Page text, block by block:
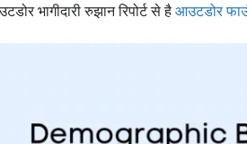
भागीदारी रुझान रिपोर्ट से है आउटडोर